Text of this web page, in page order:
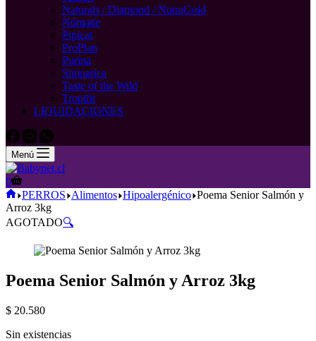
Naturals / Diamond / NutraGold
Nómade
Pipicat
ProPlan
Purina
Simparica
Taste of the Wild
Tropifit
LIQUIDACIONES
Menú
Carro
de
compra
0
Inicio
PERROS Alimentos Hipoalergénico Poema Senior Salmón y
Arroz 3kg
AGOTADO🔍
Poema Senior Salmón y Arroz 3kg
$ 20.580
Sin existencias